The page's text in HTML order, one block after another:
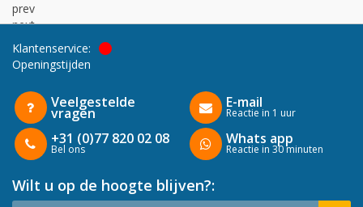
prev
next
Klantenservice:
Openingstijden
Veelgestelde
vragen
+31 (0)77 820 02 08
Bel ons
E-mail
Reactie in 1 uur
Whats app
Reactie in 30 minuten
Wilt u op de hoogte blijven?: